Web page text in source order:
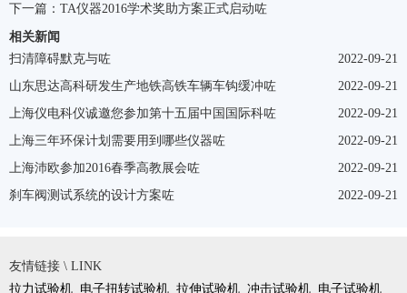
下一篇： TA仪器2016学术奖助方案正式启动咗
相关新闻
2022-09-21
扫清障碍默克与咗
2022-09-21
山东思达高科研发生产地铁高铁车辆车钩缓冲咗
2022-09-21
上海仪电科仪诚邀您参加第十五届中国国际科咗
2022-09-21
上海三年环保计划需要用到哪些仪器咗
2022-09-21
上海沛欧参加2016春季高教展会咗
2022-09-21
刹车阀测试系统的设计方案咗
友情链接 \ LINK
拉力试验机 电子扭转试验机 拉伸试验机 冲击试验机 电子试验机